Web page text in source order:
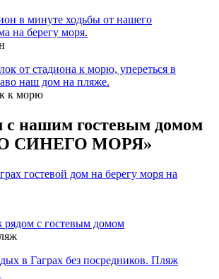
к морю
нашим гостевым домом
СИНЕГО МОРЯ»